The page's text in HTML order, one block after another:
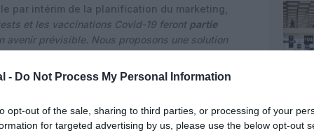
- Do Not Process My Personal Information
opt-out of the sale, sharing to third parties, or processing of your
for targeted advertising by us, please use the below opt-out
par intérim de la planification du marketing,
et les vaccinations Covid-19 feront partie
avenir prévisible. Nous proposons une solution
et sécurisée de ces informations, et soutient la
cette pandémie. L’utilisation du solide système
à nos clients et aux gouvernements l’assurance
à l’authenticité des informations sur les tests et les